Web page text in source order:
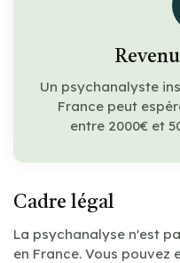
Un psychanalyste
France peut
entre 2000€ et
Cadre légal
La psychanalyse n'est
en France. Vous